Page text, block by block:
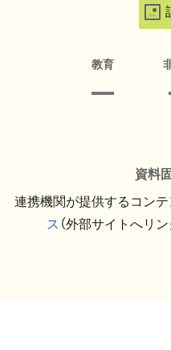
教育
資料
連携機関が提供するコンテ
ス （外部サイトへリ